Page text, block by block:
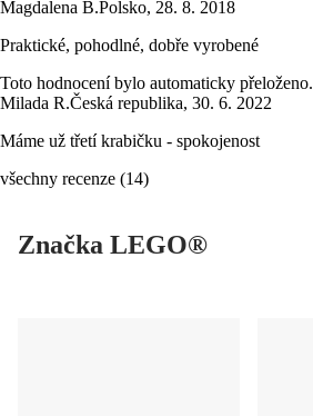
Magdalena B.Polsko, 28. 8. 2018
Praktické, pohodlné, dobře vyrobené
Toto hodnocení bylo automaticky přeloženo.
Milada R.Česká republika, 30. 6. 2022
Máme už třetí krabičku - spokojenost
všechny recenze (14)
Značka LEGO®